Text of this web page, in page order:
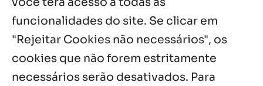
funcionalidades do site. Se clicar em
"Rejeitar Cookies não necessários", os
cookies que não forem estritamente
necessários serão desativados. Para
Boletim JULHO de 2026 – Centro Infantil
Chitaitai
6 ago, 2026
Notícias por Categoria